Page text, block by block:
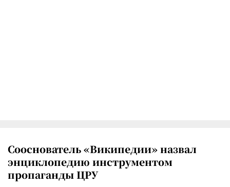
Сооснователь «Википедии» назвал
энциклопедию инструментом
пропаганды ЦРУ